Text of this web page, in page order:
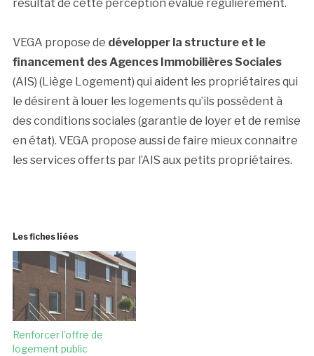
résultat de cette perception évalué régulièrement.
VEGA propose de développer la structure et le
financement des Agences Immobilières Sociales
(AIS) (Liège Logement) qui aident les propriétaires qui
le désirent à louer les logements qu’ils possèdent à
des conditions sociales (garantie de loyer et de remise
en état). VEGA propose aussi de faire mieux connaitre
les services offerts par l’AIS aux petits propriétaires.
Les fiches liées
Renforcer l’offre de
logement public